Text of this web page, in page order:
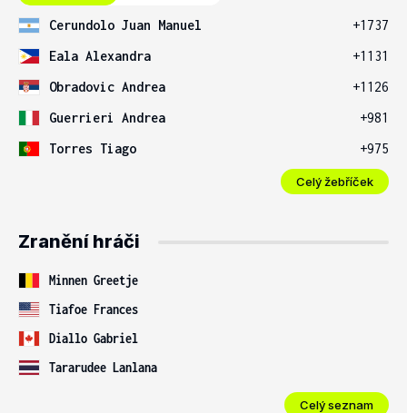
Cerundolo Juan Manuel
+1737
Eala Alexandra
+1131
Obradovic Andrea
+1126
Guerrieri Andrea
+981
Torres Tiago
+975
Celý žebříček
Zranění hráči
Minnen Greetje
Tiafoe Frances
Diallo Gabriel
Tararudee Lanlana
Celý seznam